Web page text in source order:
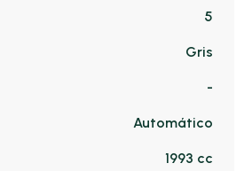
5
Gris
-
Automático
1993 cc